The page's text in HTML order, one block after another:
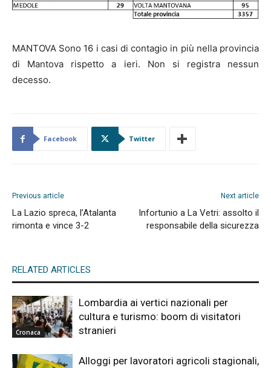
MANTOVA Sono 16 i casi di contagio in più nella provincia
di Mantova rispetto a ieri. Non si registra nessun
decesso.
Facebook Twitter
Previous article
La Lazio spreca, l’Atalanta
rimonta e vince 3-2
Next article
Infortunio a La Vetri: assolto il
responsabile della sicurezza
RELATED ARTICLES
Cronaca
Lombardia ai vertici nazionali per
cultura e turismo: boom di visitatori
stranieri
Alloggi per lavoratori agricoli stagionali,